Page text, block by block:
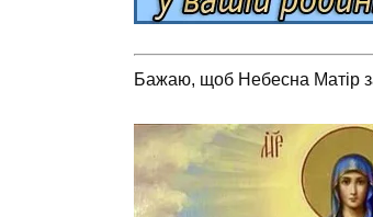
Бажаю, щоб Небесна Матір